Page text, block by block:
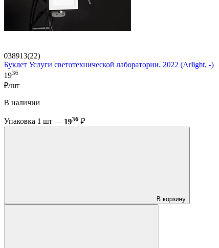
038913(22)
Буклет Услуги светотехнической лаборатории. 2022 (Arlight, -)
1936
₽/шт
В наличии
Упаковка 1 шт — 1936 ₽
В корзину